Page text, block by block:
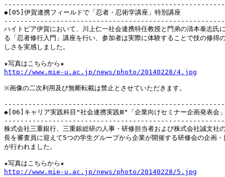
◆[05]伊賀連携フィールドで「忍者・忍術学講座」特別講座
ハイトピア伊賀において、川上仁一社会連携特任教授と門弟の清本泰志氏
る「忍者修行入門」講座を行い、参加者は実際に体験することで技の修得
しさを実感しました。
http://www.mie-u.ac.jp/news/photo/20140228/4.jpg
※画像の二次利用及び無断転載は禁止とさせていただきます。
◆[06]キャリア実践科目"社会連携実践Ⅲ"「企業向けセミナー企画発表会
株式会社三重銀行、三重銀総研の人事・研修担当者および株式会社誠文社
長を審査員に迎えて5つの学生グループから企業が開催する研修会の企画・
が行われました。
http://www.mie-u.ac.jp/news/photo/20140228/5.jpg